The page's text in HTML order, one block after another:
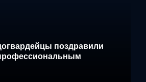
поздравили